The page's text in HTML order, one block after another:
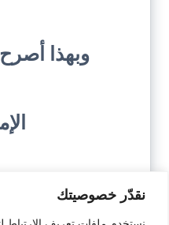
نقدّر خصوصيتك
وبهذا